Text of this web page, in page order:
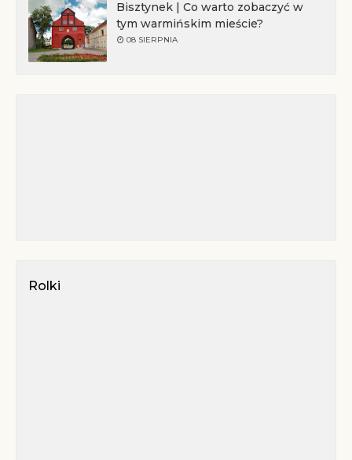
Bisztynek | Co warto zobaczyć w
tym warmińskim mieście?
08 SIERPNIA
Rolki